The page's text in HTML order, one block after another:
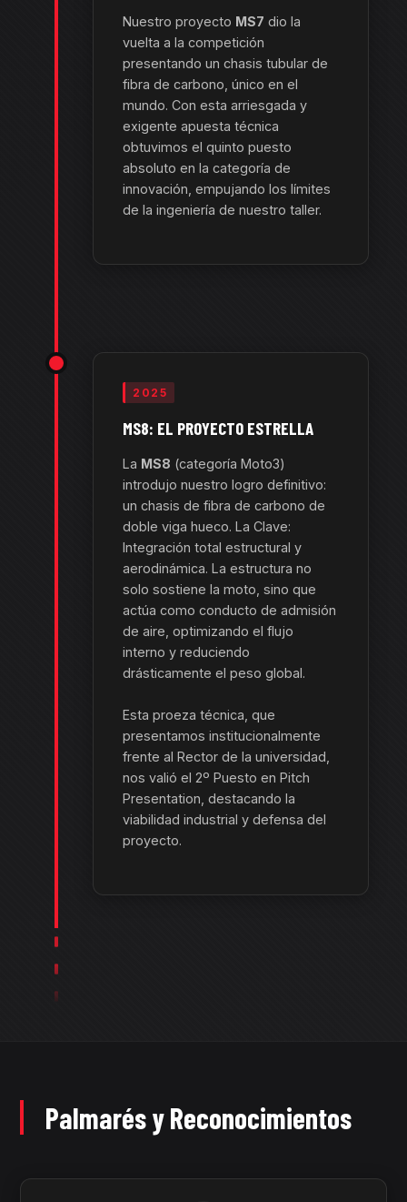
Nuestro proyecto MS7 dio la
vuelta a la competición
presentando un chasis tubular de
fibra de carbono, único en el
mundo. Con esta arriesgada y
exigente apuesta técnica
obtuvimos el quinto puesto
absoluto en la categoría de
innovación, empujando los límites
de la ingeniería de nuestro taller.
2025
MS8: EL PROYECTO ESTRELLA
La MS8 (categoría Moto3)
introdujo nuestro logro definitivo:
un chasis de fibra de carbono de
doble viga hueco. La Clave:
Integración total estructural y
aerodinámica. La estructura no
solo sostiene la moto, sino que
actúa como conducto de admisión
de aire, optimizando el flujo
interno y reduciendo
drásticamente el peso global.
Esta proeza técnica, que
presentamos institucionalmente
frente al Rector de la universidad,
nos valió el 2º Puesto en Pitch
Presentation, destacando la
viabilidad industrial y defensa del
proyecto.
Palmarés y Reconocimientos